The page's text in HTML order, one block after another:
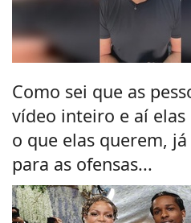
Como sei que as
vídeo inteiro e aí
o que elas querem,
para as ofensas...